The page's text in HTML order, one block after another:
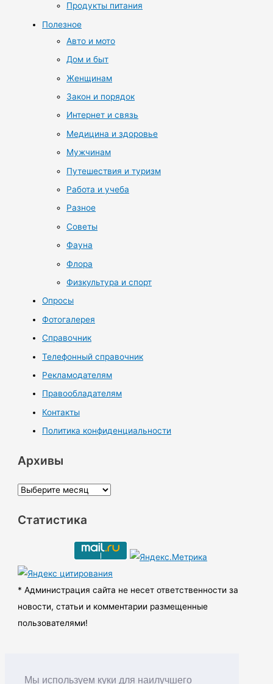
Мы используем куки для наилучшего
Продукты питания
Полезное
Авто и мото
Дом и быт
Женщинам
Закон и порядок
Интернет и связь
Медицина и здоровье
Мужчинам
Путешествия и туризм
Работа и учеба
Разное
Советы
Фауна
Флора
Физкультура и спорт
Опросы
Фотогалерея
Справочник
Телефонный справочник
Рекламодателям
Правообладателям
Контакты
Политика конфиденциальности
Архивы
А
х
ы
Статистика
* Администрация сайта не несет ответственности за
новости, статьи и комментарии размещенные
пользователями!